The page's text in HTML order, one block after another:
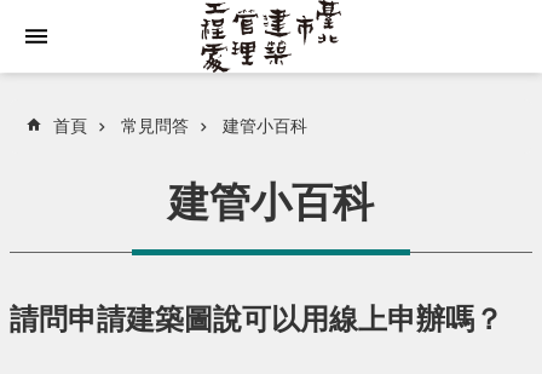
首頁 常見問答 建管小百科
建管小百科
請問申請建築圖說可以用線上申辦嗎？